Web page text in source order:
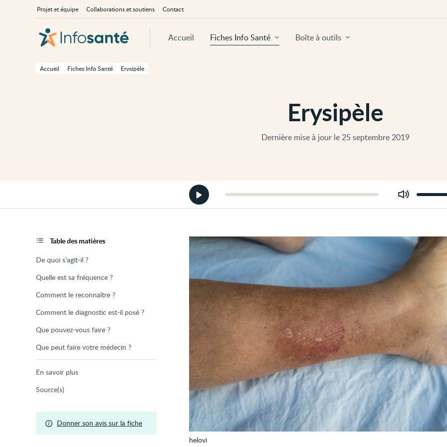
Erysipèle
Dernière mise à jour le 25 septembre 2019
Accueil Fiches Info Santé Erysipèle
principale
Accueil Fiches Info Santé Boîte à outils
À
propos
Projet et équipe Collaborations et soutiens Contact
Démarrer
la
version
page
Modifier
volume
helovi
Table des matières
De quoi s’agit-il ?
Quelle est sa fréquence ?
Comment le reconnaître ?
Comment le diagnostic est-il posé ?
Que pouvez-vous faire ?
Que peut faire votre médecin ?
En savoir plus
Source(s)
Donner son avis sur la fiche